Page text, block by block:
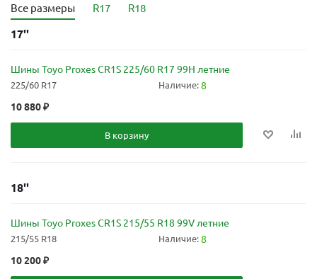
Все размеры R17 R18
17''
Шины Toyo Proxes CR1S 225/60 R17 99H летние
225/60 R17 Наличие:8
10 880₽
В корзину
18''
Шины Toyo Proxes CR1S 215/55 R18 99V летние
215/55 R18 Наличие:8
10 200₽